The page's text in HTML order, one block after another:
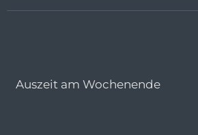
Auszeit am Wochenende